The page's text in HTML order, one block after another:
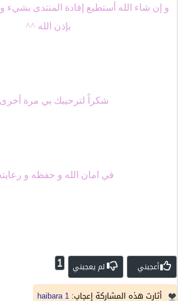
و إن شاء الله أستطيع إفادة المنتدى
بإذن الله ^^
شكراً لترحيبك بي مرة
في امان الله و حفظه و
أعجبني لم يعجبني 1
أثارت هذه المشاركة إعجاب: haibara 1